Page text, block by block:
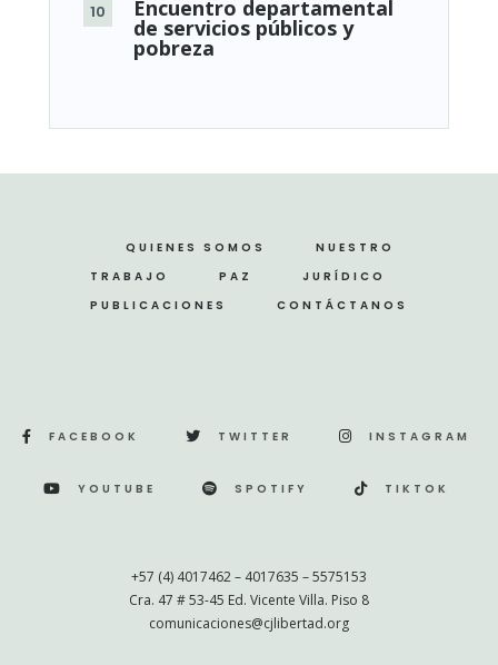
Encuentro departamental
de servicios públicos y
pobreza
QUIENES SOMOS
NUESTRO
TRABAJO
PAZ
JURÍDICO
PUBLICACIONES
CONTÁCTANOS
FACEBOOK TWITTER INSTAGRAM
YOUTUBE SPOTIFY TIKTOK
+57 (4) 4017462 – 4017635 – 5575153
Cra. 47 # 53-45 Ed. Vicente Villa. Piso 8
comunicaciones@cjlibertad.org